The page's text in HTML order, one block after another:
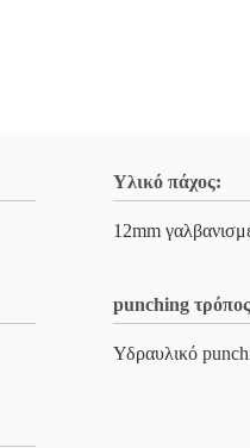
Υλικό πάχος:
12mm
punching
Υδραυλικό